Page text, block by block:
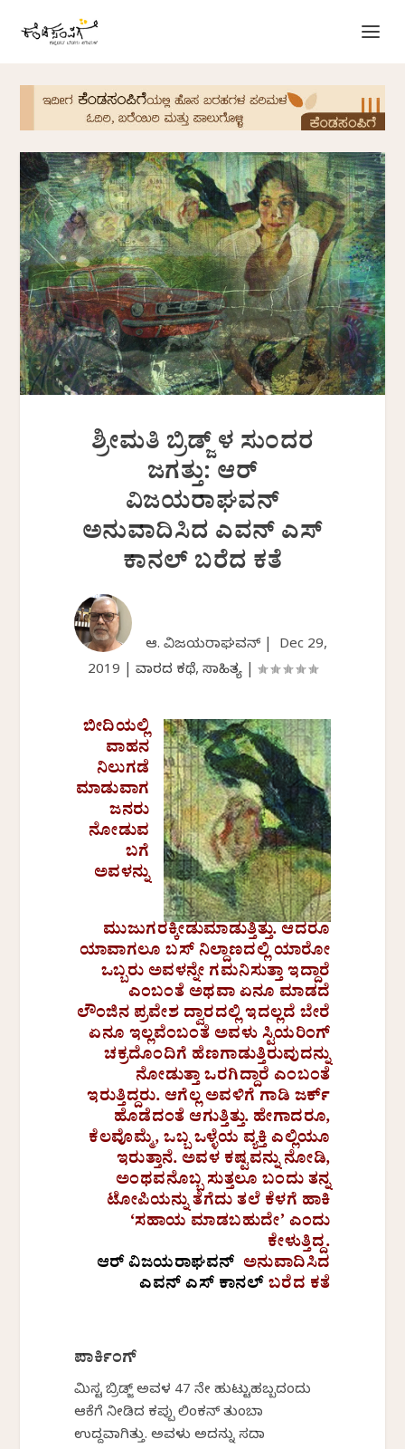
ಶ್ರೀಮತಿ ಬ್ರಿಡ್ಜ್ ಳ ಸುಂದರ
ಜಗತ್ತು: ಆರ್
ವಿಜಯರಾಘವನ್
ಅನುವಾದಿಸಿದ ಎವನ್ ಎಸ್
ಕಾನಲ್ ಬರೆದ ಕತೆ
ಆರ್. ವಿಜಯರಾಘವನ್ | Dec 29,
2019
ವಾರದ ಕಥೆ, ಸಾಹಿತ್ಯ
ಬೀದಿಯಲ್ಲಿ
ವಾಹನ
ನಿಲುಗಡೆ
ಮಾಡುವಾಗ
ಜನರು
ನೋಡುವ
ಬಗೆ
ಅವಳನ್ನು
ಮುಜುಗರಕ್ಕೀಡುಮಾಡುತ್ತಿತ್ತು. ಆದರೂ
ಯಾವಾಗಲೂ ಬಸ್ ನಿಲ್ದಾಣದಲ್ಲಿ ಯಾರೋ
ಒಬ್ಬರು ಅವಳನ್ನೇ ಗಮನಿಸುತ್ತಾ ಇದ್ದಾರೆ
ಎಂಬಂತೆ ಅಥವಾ ಏನೂ ಮಾಡದೆ
ಲೌಂಜಿನ ಪ್ರವೇಶ ದ್ವಾರದಲ್ಲಿ ಇದಲ್ಲದೆ ಬೇರೆ
ಏನೂ ಇಲ್ಲವೆಂಬಂತೆ ಅವಳು ಸ್ಟಿಯರಿಂಗ್
ಚಕ್ರದೊಂದಿಗೆ ಹೆಣಗಾಡುತ್ತಿರುವುದನ್ನು
ನೋಡುತ್ತಾ ಒರಗಿದ್ದಾರೆ ಎಂಬಂತೆ
ಇರುತ್ತಿದ್ದರು. ಆಗೆಲ್ಲ ಅವಳಿಗೆ ಗಾಡಿ ಜರ್ಕ್
ಹೊಡೆದಂತೆ ಆಗುತ್ತಿತ್ತು. ಹೇಗಾದರೂ,
ಕೆಲವೊಮ್ಮೆ, ಒಬ್ಬ ಒಳ್ಳೆಯ ವ್ಯಕ್ತಿ ಎಲ್ಲಿಯೂ
ಇರುತ್ತಾನೆ. ಅವಳ ಕಷ್ಟವನ್ನು ನೋಡಿ,
ಅಂಥವನೊಬ್ಬ ಸುತ್ತಲೂ ಬಂದು ತನ್ನ
ಟೋಪಿಯನ್ನು ತೆಗೆದು ತಲೆ ಕೆಳಗೆ ಹಾಕಿ
‘ಸಹಾಯ ಮಾಡಬಹುದೇ’ ಎಂದು
ಕೇಳುತ್ತಿದ್ದ.
ಆರ್ವಿಜಯರಾಘವನ್ ಅನುವಾದಿಸಿದ
ಎವನ್ ಎಸ್ ಕಾನಲ್ಬರೆದ ಕತೆ
ಪಾರ್ಕಿಂಗ್
ಮಿಸ್ಟರ್ ಬ್ರಿಡ್ಜ್ ಅವಳ 47 ನೇ ಹುಟ್ಟುಹಬ್ಬದಂದು
ಆಕೆಗೆ ನೀಡಿದ ಕಪ್ಪು ಲಿಂಕನ್ ತುಂಬಾ
ಉದ್ದವಾಗಿತ್ತು. ಅವಳು ಅದನ್ನು ಸದಾ